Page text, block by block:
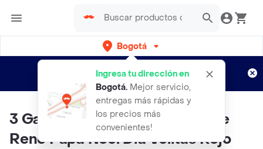
Bogotá
Ingresa tu dirección en
Bogotá. Mejor servicio,
entregas más rápidas y
los precios más
convenientes!
envíos gratis por semanas
Aplican TyC
3 Gafas Navidad Con Diseño De
Reno Papa Noel Dia Velitas Rojo